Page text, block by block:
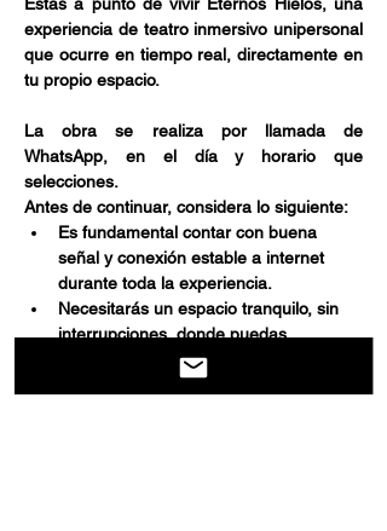
experiencia de teatro inmersivo unipersonal
que ocurre en tiempo real, directamente en
tu propio espacio.
La obra se realiza por llamada de
WhatsApp, en el día y horario que
selecciones.
Antes de continuar, considera lo siguiente:
Es fundamental contar con buena
señal y conexión estable a internet
durante toda la experiencia.
Necesitarás un espacio tranquilo, sin
interrupciones, donde puedas
escuchar y participar activamente.